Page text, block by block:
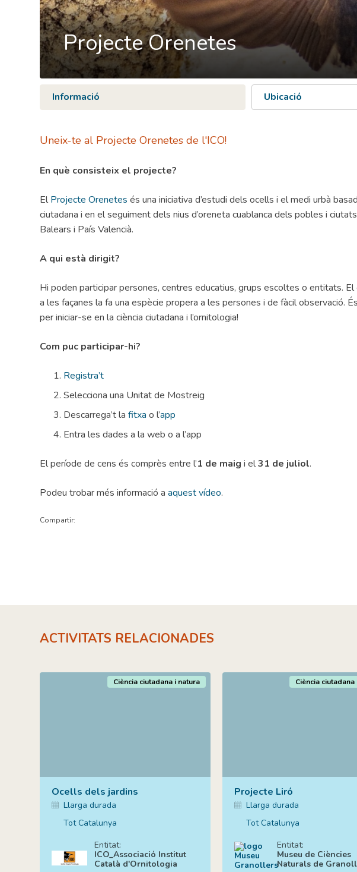
Projecte Orenetes
Informació Ubicació
Uneix-te al Projecte Orenetes de l'ICO!
En què consisteix el projecte?
ElProjecte Orenetes és una iniciativa d’estudi dels ocells i el medi urbà
ciutadana i en el seguiment dels nius d’oreneta cuablanca dels pobles i
Balears i País Valencià.
A qui està dirigit?
Hi poden participar persones, centres educatius, grups escoltes o entitats.
a les façanes la fa una espècie propera a les persones i de fàcil observació.
per iniciar-se en la ciència ciutadana i l’ornitologia!
Com puc participar-hi?
Registra’t
Selecciona una Unitat de Mostreig
Descarrega’t lafitxa o l’app
Entra les dades a la web o a l’app
El període de cens és comprès entre l’1 de maig i el31 de juliol.
Podeu trobar més informació aaquest vídeo.
Compartir:
ACTIVITATS RELACIONADES
Ocells dels jardins
Llarga durada
Tot Catalunya
Ciència ciutadana i natura
Entitat:
ICO_Associació Institut
Català d'Ornitologia
Projecte Liró
Llarga durada
Tot Catalunya
Ciència
Entitat:
Museu de Ciències
Naturals de